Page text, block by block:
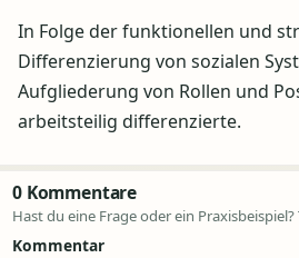
In Folge der funktionellen und
Differenzierung von sozialen
Aufgliederung von Rollen und
arbeitsteilig differenzierte.
0 Kommentare
Hast du eine Frage oder ein Praxisbeispiel?
Kommentar